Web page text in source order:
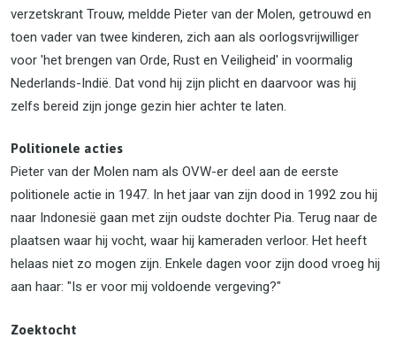
verzetskrant Trouw, meldde Pieter van der Molen, getrouwd en
toen vader van twee kinderen, zich aan als oorlogsvrijwilliger
voor 'het brengen van Orde, Rust en Veiligheid' in voormalig
Nederlands-Indië. Dat vond hij zijn plicht en daarvoor was hij
zelfs bereid zijn jonge gezin hier achter te laten.
Politionele acties
Pieter van der Molen nam als OVW-er deel aan de eerste
politionele actie in 1947. In het jaar van zijn dood in 1992 zou hij
naar Indonesië gaan met zijn oudste dochter Pia. Terug naar de
plaatsen waar hij vocht, waar hij kameraden verloor. Het heeft
helaas niet zo mogen zijn. Enkele dagen voor zijn dood vroeg hij
aan haar: "Is er voor mij voldoende vergeving?"
Zoektocht